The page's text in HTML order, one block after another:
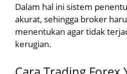
Dalam hal ini sistem
akurat, sehingga broker
menentukan agar tidak
kerugian.